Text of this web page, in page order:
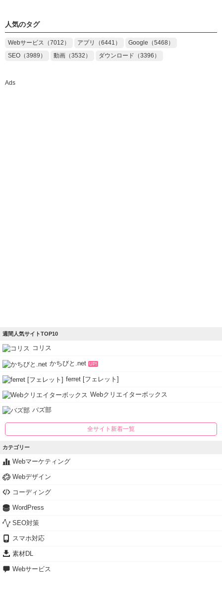
人気のタグ
Webサービス（7012） アプリ（6441）
Google（5468）
SEO（3989）
動画（3532） ダウンロード（3396）
Ads
週間人気サイトTOP10
コリス
かちびと.net UP!
ferret [フェレット]
Webクリエイターボックス
バズ部
全サイト新着一覧
カテゴリー
Webマーケティング
Webデザイン
コーディング
WordPress
SEO対策
スマホ対応
素材DL
Webサービス